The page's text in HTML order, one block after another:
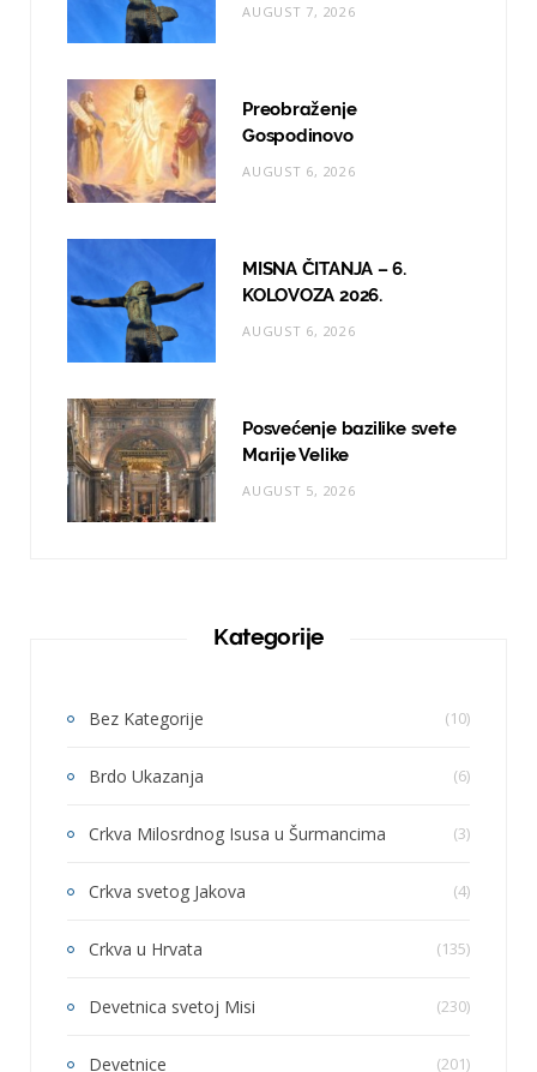
a
AUGUST 7, 2026
Preobraženje
Gospodinovo
AUGUST 6, 2026
MISNA ČITANJA – 6.
KOLOVOZA 2026.
AUGUST 6, 2026
Posvećenje bazilike svete
Marije Velike
AUGUST 5, 2026
Kategorije
Bez Kategorije (10)
Brdo Ukazanja (6)
Crkva Milosrdnog Isusa u Šurmancima (3)
Crkva svetog Jakova (4)
Crkva u Hrvata (135)
Devetnica svetoj Misi (230)
Devetnice (201)